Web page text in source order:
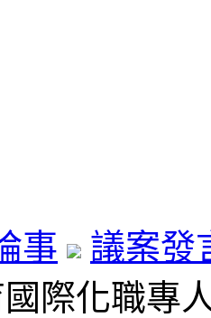
事
議案發
際化職專